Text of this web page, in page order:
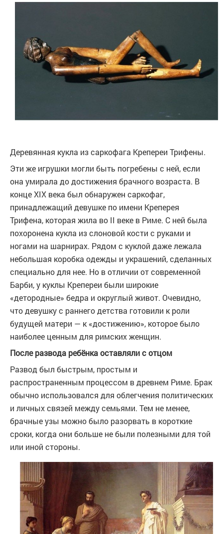
Деревянная кукла из саркофага Крепереи Трифены.
Эти же игрушки могли быть погребены с ней, если
она умирала до достижения брачного возраста. В
конце XIX века был обнаружен саркофаг,
принадлежащий девушке по имени Креперея
Трифена, которая жила во II веке в Риме. С ней была
похоронена кукла из слоновой кости с руками и
ногами на шарнирах. Рядом с куклой даже лежала
небольшая коробка одежды и украшений, сделанных
специально для нее. Но в отличии от современной
Барби, у куклы Крепереи были широкие
«детородные» бедра и округлый живот. Очевидно,
что девушку с раннего детства готовили к роли
будущей матери — к «достижению», которое было
наиболее ценным для римских женщин.
После развода ребёнка оставляли с отцом
Развод был быстрым, простым и
распространенным процессом в древнем Риме. Брак
обычно использовался для облегчения политических
и личных связей между семьями. Тем не менее,
брачные узы можно было разорвать в короткие
сроки, когда они больше не были полезными для той
или иной стороны.